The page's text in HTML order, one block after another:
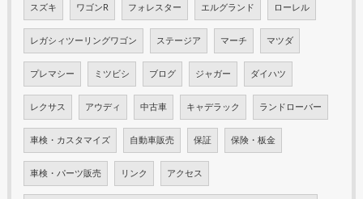
スズキ ワゴンR フォレスター エルグランド ローレル
レガシィツーリングワゴン ステージア マーチ マツダ
プレマシー ミツビシ ブログ ジャガー ダイハツ
レクサス アウディ 中古車 キャデラック ランドローバー
車検・カスタマイズ 自動車販売 保証 保険・板金
車検・パーツ販売 リンク アクセス